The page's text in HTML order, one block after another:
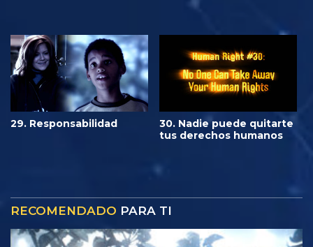
29. Responsabilidad
30. Nadie puede quitarte
tus derechos humanos
RECOMENDADO PARA TI